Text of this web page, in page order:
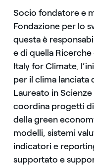
Socio fondatore e
Fondazione per lo
questa è
e di quella
Italy for Climate,
per il clima lanciata
Laureato in
coordina progetti
della green
modelli, sistemi
indicatori e
supportato e